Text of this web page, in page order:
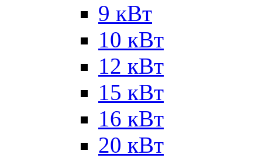
9 кВт
10 кВт
12 кВт
15 кВт
16 кВт
20 кВт